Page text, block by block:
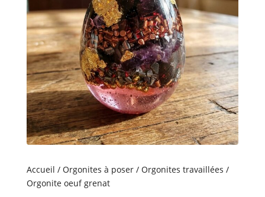
Accueil / Orgonites à poser/ Orgonites travaillées /
Orgonite oeuf grenat